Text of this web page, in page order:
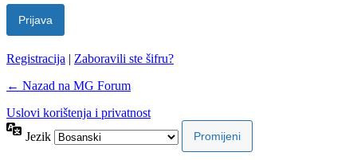
Registracija | Zaboravili ste šifru?
← Nazad na MG Forum
Uslovi korištenja i privatnost
Jezik